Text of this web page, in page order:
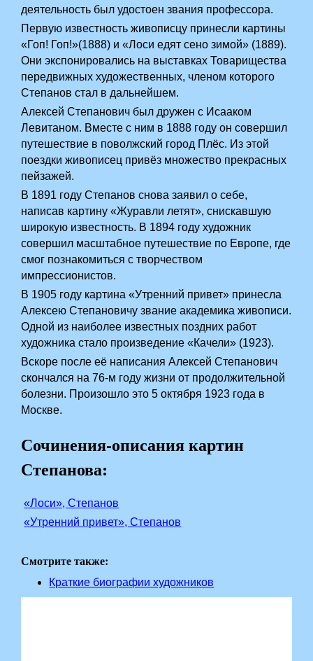
деятельность был удостоен звания профессора.
Первую известность живописцу принесли картины
«Гоп! Гоп!»(1888) и «Лоси едят сено зимой» (1889).
Они экспонировались на выставках Товарищества
передвижных художественных, членом которого
Степанов стал в дальнейшем.
Алексей Степанович был дружен с Исааком
Левитаном. Вместе с ним в 1888 году он совершил
путешествие в поволжский город Плёс. Из этой
поездки живописец привёз множество прекрасных
пейзажей.
В 1891 году Степанов снова заявил о себе,
написав картину «Журавли летят», снискавшую
широкую известность. В 1894 году художник
совершил масштабное путешествие по Европе, где
смог познакомиться с творчеством
импрессионистов.
В 1905 году картина «Утренний привет» принесла
Алексею Степановичу звание академика живописи.
Одной из наиболее известных поздних работ
художника стало произведение «Качели» (1923).
Вскоре после её написания Алексей Степанович
скончался на 76-м году жизни от продолжительной
болезни. Произошло это 5 октября 1923 года в
Москве.
Сочинения-описания картин
Степанова:
«Лоси», Степанов
«Утренний привет», Степанов
Смотрите также:
Краткие биографии художников